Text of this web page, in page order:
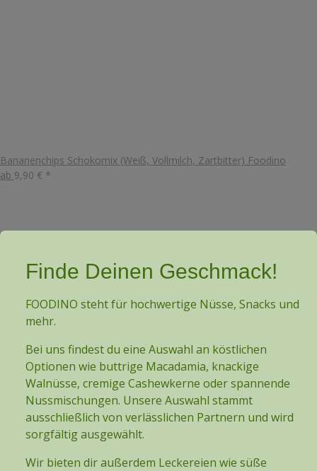
Bananenchips Schokomix (Weiß, Vollmilch, Zartbitter) Foodino
ab 9,90 € *
Finde Deinen Geschmack!
FOODINO steht für hochwertige Nüsse, Snacks und
mehr.
Bei uns findest du eine Auswahl an köstlichen
Optionen wie buttrige Macadamia, knackige
Walnüsse, cremige Cashewkerne oder spannende
Nussmischungen. Unsere Auswahl stammt
ausschließlich von verlässlichen Partnern und wird
sorgfältig ausgewählt.
Wir bieten dir außerdem Leckereien wie süße